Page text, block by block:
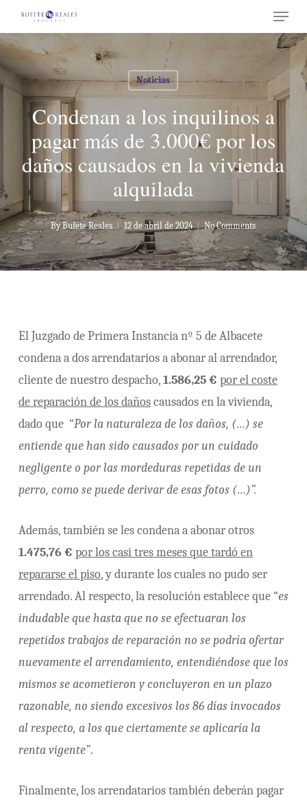
to
main
content
Menu
Noticias
Condenan a los inquilinos a
pagar más de 3.000€ por los
daños causados en la vivienda
alquilada
By Bufete Reales 12 de abril de 2024 No Comments
El Juzgado de Primera Instancia nº 5 de Albacete
condena a dos arrendatarios a abonar al arrendador,
cliente de nuestro despacho,1.586,25 € por el coste
de reparación de los dañoscausados en la vivienda,
dado que “Por la naturaleza de los daños, (…) se
entiende que han sido causados por un cuidado
negligente o por las mordeduras repetidas de un
perro, como se puede derivar de esas fotos (…)”.
Además, también se les condena a abonar otros
1.475,76 € por los casi tres meses que tardó en
repararse el piso, y durante los cuales no pudo ser
arrendado. Al respecto, la resolución establece que “es
indudable que hasta que no se efectuaran los
repetidos trabajos de reparación no se podría ofertar
nuevamente el arrendamiento, entendiéndose que los
mismos se acometieron y concluyeron en un plazo
razonable, no siendo excesivos los 86 días invocados
al respecto, a los que ciertamente se aplicaría la
renta vigente”.
Finalmente, los arrendatarios también deberán pagar
Close
Menu